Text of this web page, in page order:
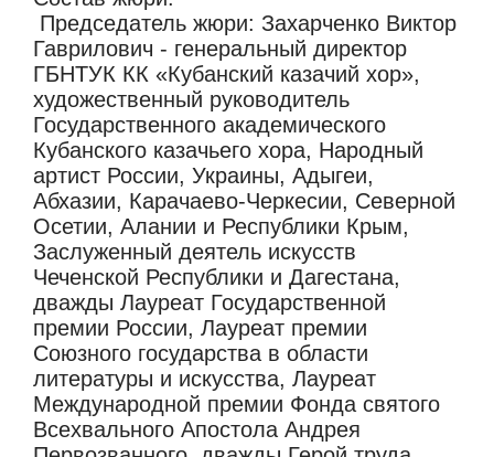
Председатель жюри: Захарченко Виктор
Гаврилович - генеральный директор
ГБНТУК КК «Кубанский казачий хор»,
художественный руководитель
Государственного академического
Кубанского казачьего хора, Народный
артист России, Украины, Адыгеи,
Абхазии, Карачаево-Черкесии, Северной
Осетии, Алании и Республики Крым,
Заслуженный деятель искусств
Чеченской Республики и Дагестана,
дважды Лауреат Государственной
премии России, Лауреат премии
Союзного государства в области
литературы и искусства, Лауреат
Международной премии Фонда святого
Всехвального Апостола Андрея